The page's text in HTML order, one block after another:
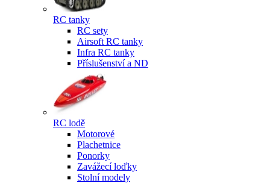
RC tanky
RC sety
Airsoft RC tanky
Infra RC tanky
Příslušenství a ND
RC lodě
Motorové
Plachetnice
Ponorky
Zavážecí loďky
Stolní modely